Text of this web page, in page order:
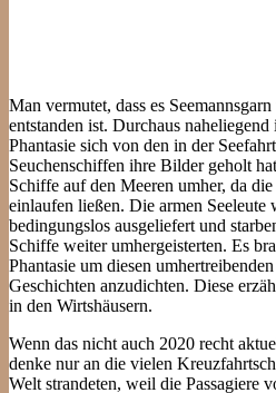
Man vermutet, dass es
entstanden ist. Durchaus
Phantasie sich von den in der
Seuchenschiffen ihre Bilder geholt
Schiffe auf den Meeren umher, da
einlaufen ließen. Die armen Seeleute
bedingungslos ausgeliefert und
Schiffe weiter umhergeisterten. Es
Phantasie um diesen
Geschichten anzudichten. Diese
in den Wirtshäusern.
Wenn das nicht auch 2020 recht
denke nur an die vielen
Welt strandeten, weil die Passagiere